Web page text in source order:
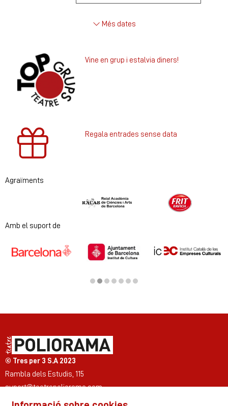
Més dates
Vine en grup i estalvia diners!
Regala entrades sense data
Agraïments
Diapositiva 1 de 2
Amb el suport de
© Tres per 3 S.A 2023
Rambla dels Estudis, 115
suport@teatrepoliorama.com